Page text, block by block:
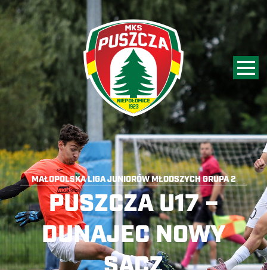
MAŁOPOLSKA LIGA JUNIORÓW MŁODSZYCH GRUPA 2
PUSZCZA U17 –
DUNAJEC NOWY